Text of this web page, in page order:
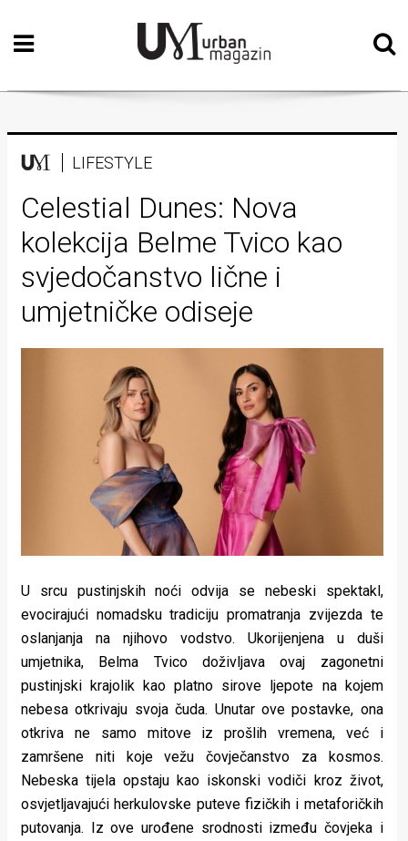
Početna
Vizualne
Teatar
Književnost
Muzika
Film
Intervju
Kolumne
Fashion
stolom
Život
u
Ideje
rade
LIFESTYLE
Celestial Dunes: Nova
kolekcija Belme Tvico kao
svjedočanstvo lične i
umjetničke odiseje
U srcu pustinjskih noći odvija se nebeski spektakl,
evocirajući nomadsku tradiciju promatranja zvijezda te
oslanjanja na njihovo vodstvo. Ukorijenjena u duši
umjetnika, Belma Tvico doživljava ovaj zagonetni
pustinjski krajolik kao platno sirove ljepote na kojem
nebesa otkrivaju svoja čuda. Unutar ove postavke, ona
otkriva ne samo mitove iz prošlih vremena, već i
zamršene niti koje vežu čovječanstvo za kosmos.
Nebeska tijela opstaju kao iskonski vodiči kroz život,
osvjetljavajući herkulovske puteve fizičkih i metaforičkih
putovanja. Iz ove urođene srodnosti između čovjeka i